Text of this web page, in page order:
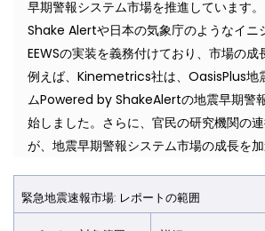
早期警報システム市場を推進しています
Shake Alertや日本の気象庁のようなイニ
EEWSの実装を義務付けており、市場の成
例えば、Kinemetrics社は、OasisPlus地
ムPowered by ShakeAlertの地震早期警
始しました。さらに、官民の研究機関の
が、地震早期警報システム市場の成長を加
緊急地震速報市場: レポートの範囲